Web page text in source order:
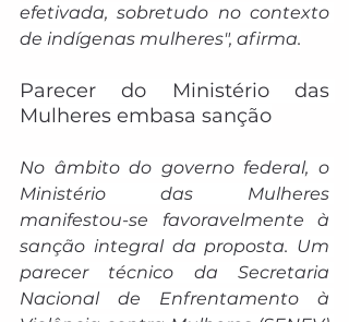
efetivada, sobretudo no contexto
de indígenas mulheres", afirma.
Parecer do Ministério das
Mulheres embasa sanção
No âmbito do governo federal, o
Ministério das Mulheres
manifestou-se favoravelmente à
sanção integral da proposta. Um
parecer técnico da Secretaria
Nacional de Enfrentamento à